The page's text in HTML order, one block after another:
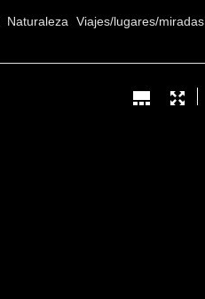
Naturaleza Viajes/lugares/miradas